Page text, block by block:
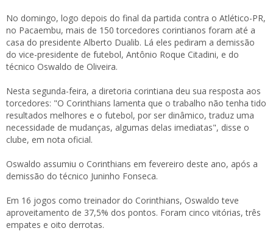
No domingo, logo depois do final da partida contra o Atlético-PR,
no Pacaembu, mais de 150 torcedores corintianos foram até a
casa do presidente Alberto Dualib. Lá eles pediram a demissão
do vice-presidente de futebol, Antônio Roque Citadini, e do
técnico Oswaldo de Oliveira.
Nesta segunda-feira, a diretoria corintiana deu sua resposta aos
torcedores: "O Corinthians lamenta que o trabalho não tenha tido
resultados melhores e o futebol, por ser dinâmico, traduz uma
necessidade de mudanças, algumas delas imediatas", disse o
clube, em nota oficial.
Oswaldo assumiu o Corinthians em fevereiro deste ano, após a
demissão do técnico Juninho Fonseca.
Em 16 jogos como treinador do Corinthians, Oswaldo teve
aproveitamento de 37,5% dos pontos. Foram cinco vitórias, três
empates e oito derrotas.